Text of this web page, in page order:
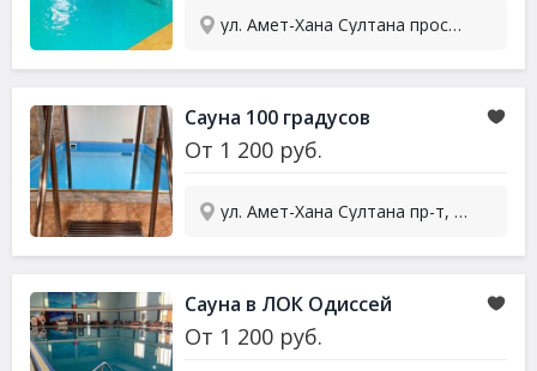
ул. Амет-Хана Султана проспект, 8з
Сауна 100 градусов
От 1 200 руб.
ул. Амет-Хана Султана пр-т, 3з/2
Сауна в ЛОК Одиссей
От 1 200 руб.